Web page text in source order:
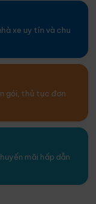
xe uy tín và chu
gói, thủ tục đơn
mãi hấp dẫn